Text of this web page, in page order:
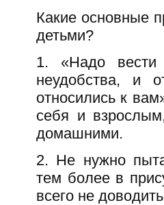
Какие основные
детьми?
1. «Надо вести
неудобства, и
относились к
себя и
домашними.
2. Не нужно
тем более в
всего не